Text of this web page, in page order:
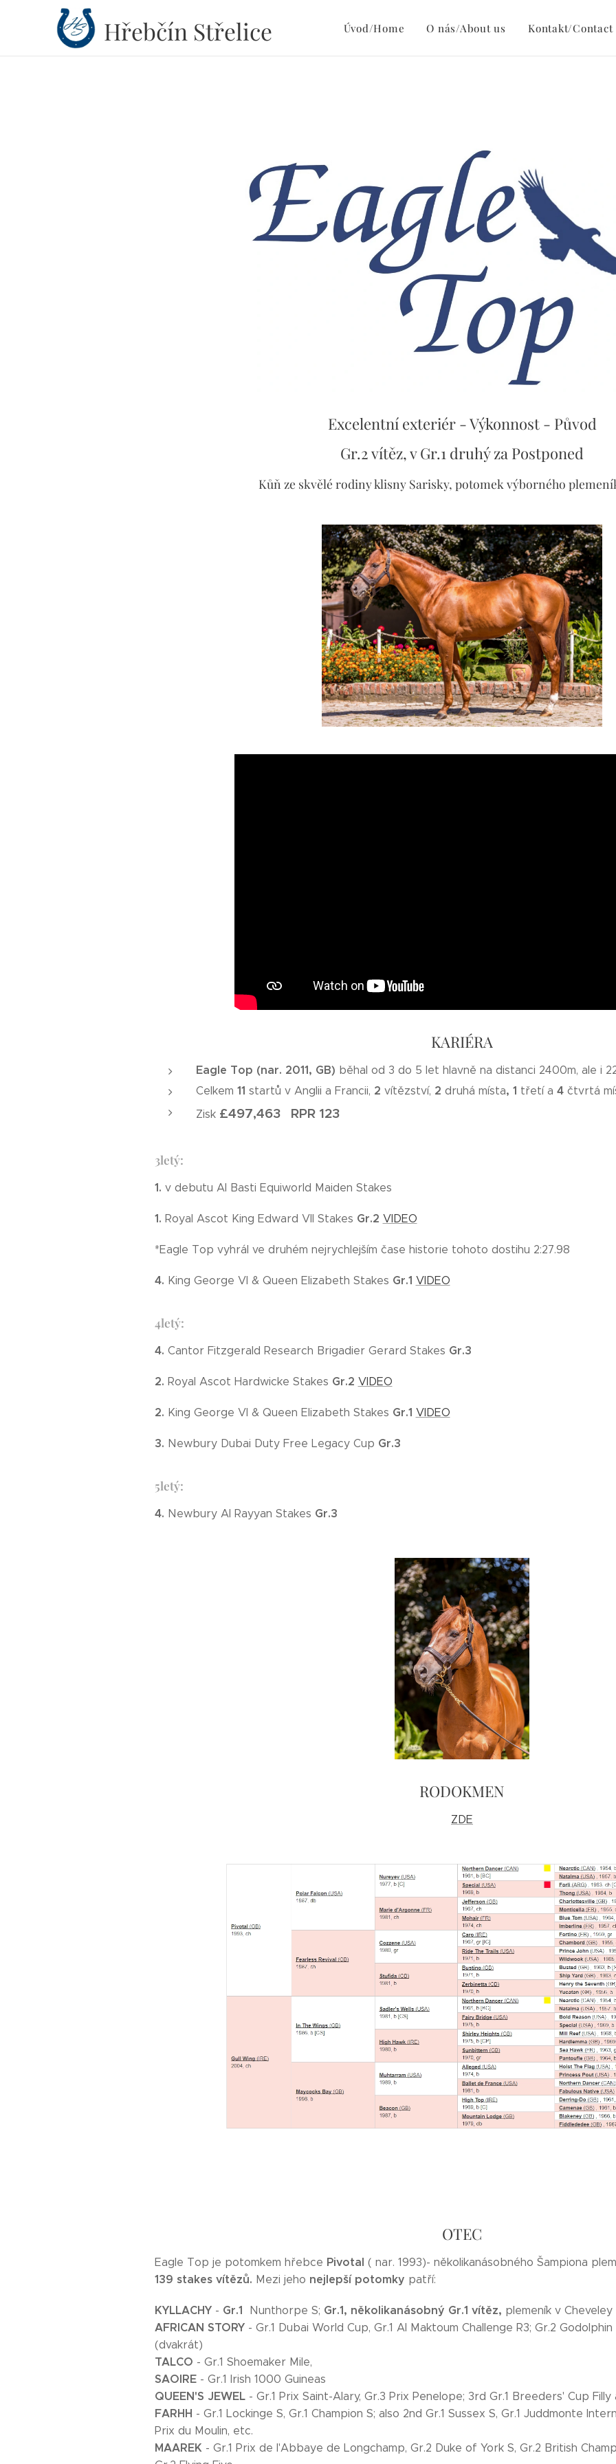
Hřebčín Střelice Úvod/Home O nás/About us Kontakt/Contact
Excelentní exteriér - Výkonnost - Původ
Gr.2 vítěz, v Gr.1 druhý za Postponed
Kůň ze skvělé rodiny klisny Sarisky, potomek výborného
KARIÉRA
Eagle Top (nar. 2011, GB) běhal od 3 do 5 let hlavně na distanci 2400m, ale i
Celkem 11 startů v Anglii a Francii, 2 vítězství, 2 druhá místa, 1 třetí a 4čtvrtá
Zisk £497,463 RPR 123
3letý:
1. v debutu Al Basti Equiworld Maiden Stakes
1. Royal Ascot King Edward VII Stakes Gr.2 VIDEO
*Eagle Top vyhrál ve druhém nejrychlejším čase historie tohoto dostihu 2:27.98
4. King George VI & Queen Elizabeth Stakes Gr.1 VIDEO
4letý:
4. Cantor Fitzgerald Research Brigadier Gerard Stakes Gr.3
2. Royal Ascot Hardwicke Stakes Gr.2 VIDEO
2. King George VI & Queen Elizabeth Stakes Gr.1 VIDEO
3. Newbury Dubai Duty Free Legacy Cup Gr.3
5letý:
4. Newbury Al Rayyan Stakes Gr.3
RODOKMEN
ZDE
OTEC
Eagle Top je potomkem hřebce Pivotal ( nar. 1993)- několikanásobného Šampiona
139 stakes vítězů. Mezi jeho nejlepší potomky patří:
KYLLACHY- Gr.1 Nunthorpe S; Gr.1, několikanásobný Gr.1 vítěz, plemeník v
AFRICAN STORY- Gr.1 Dubai World Cup, Gr.1 Al Maktoum Challenge R3; Gr.2
(dvakrát)
TALCO - Gr.1 Shoemaker Mile,
SAOIRE- Gr.1 Irish 1000 Guineas
QUEEN'S JEWEL- Gr.1 Prix Saint-Alary, Gr.3 Prix Penelope; 3rd Gr.1 Breeders' Cup
FARHH - Gr.1 Lockinge S, Gr.1 Champion S; also 2nd Gr.1 Sussex S, Gr.1 Juddmonte
Prix du Moulin, etc.
MAAREK- Gr.1 Prix de l'Abbaye de Longchamp, Gr.2 Duke of York S, Gr.2 British